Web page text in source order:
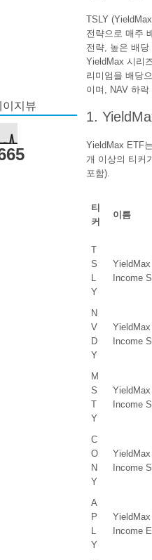
지뷰
TSLY
전략으로 매주
전략, 높은 배
YieldMax 시리
리미엄을 배당
이며, NAV 하
1.
YieldMax ETF
개 이상의 티커
포함).
티
커
이름
T
S
L
Y
Income
N
V
D
Y
Income
M
S
T
Y
Income
C
O
N
Y
Income
A
P
L
Y
Income